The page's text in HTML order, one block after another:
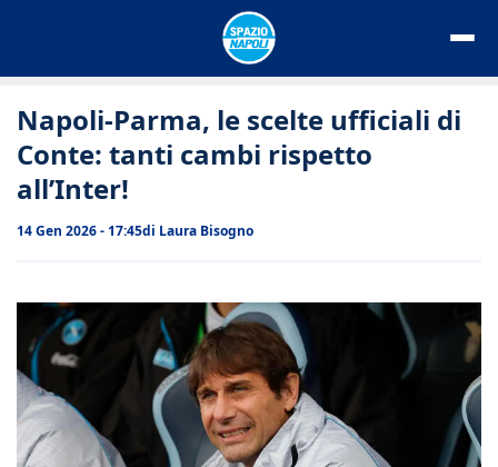
Napoli-Parma, le scelte ufficiali di
Conte: tanti cambi rispetto
all’Inter!
14 Gen 2026 - 17:45di Laura Bisogno